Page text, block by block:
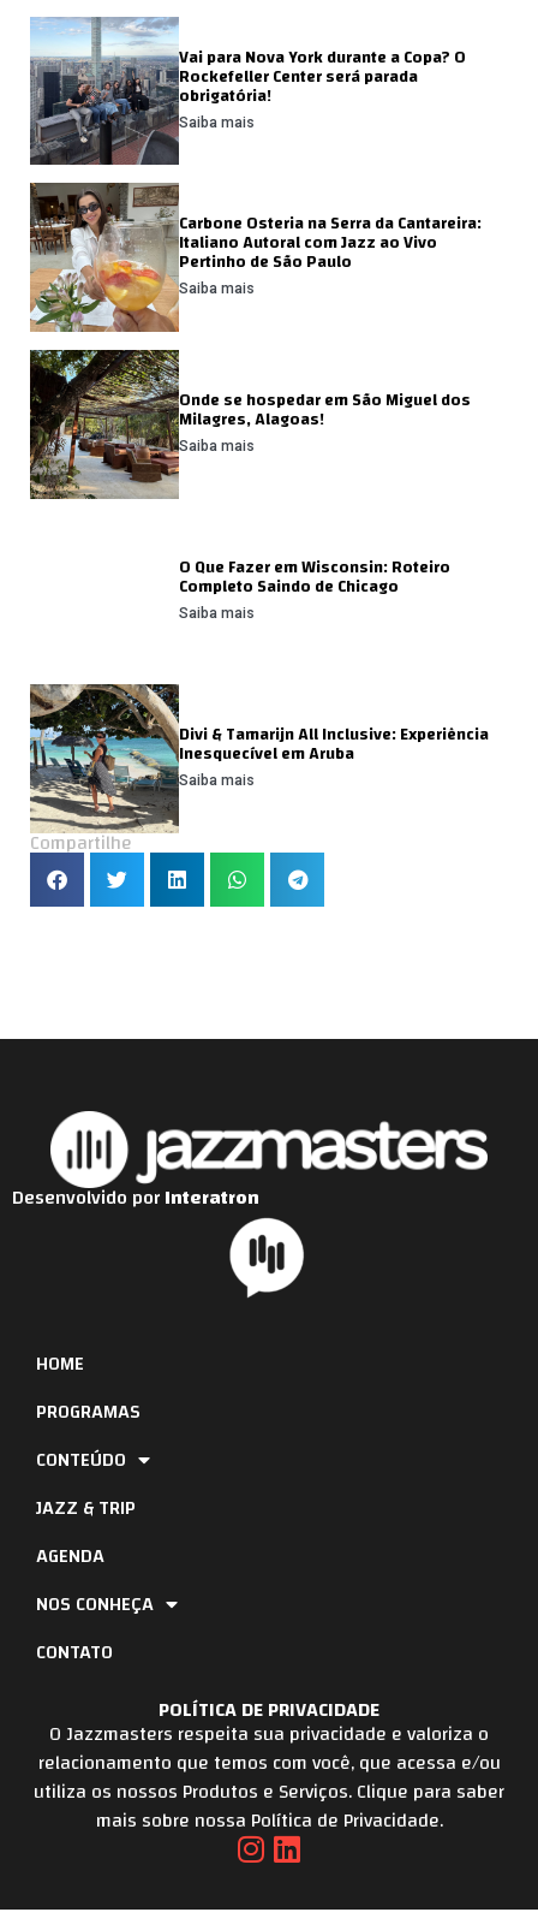
Vai para Nova York durante a Copa? O
Rockefeller Center será parada
obrigatória!
Saiba mais
Carbone Osteria na Serra da Cantareira:
Italiano Autoral com Jazz ao Vivo
Pertinho de São Paulo
Saiba mais
Onde se hospedar em São Miguel dos
Milagres, Alagoas!
Saiba mais
O Que Fazer em Wisconsin: Roteiro
Completo Saindo de Chicago
Saiba mais
Divi & Tamarijn All Inclusive: Experiência
Inesquecível em Aruba
Saiba mais
Compartilhe
POLÍTICA DE PRIVACIDADE
O Jazzmasters respeita sua privacidade e valoriza o
relacionamento que temos com você, que acessa e/ou
utiliza os nossos Produtos e Serviços. Clique para saber
mais sobre nossa Política de Privacidade.
HOME
PROGRAMAS
CONTEÚDO
JAZZ & TRIP
AGENDA
NOS CONHEÇA
CONTATO
Desenvolvido porInteratron